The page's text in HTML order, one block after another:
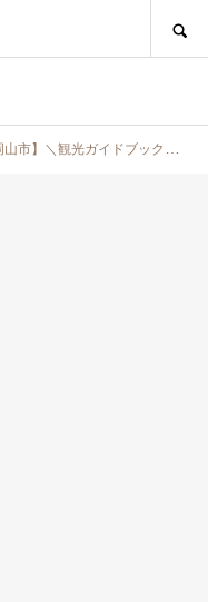
観光ガイドブックじゃない！/転勤族による転勤族のための地域情報 岡山県岡山市ってどんなところ？転勤で住むなら？